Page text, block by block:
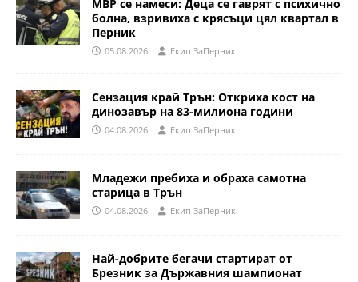
МВР се намеси: Деца се гаврят с психично
болна, взривиха с крясъци цял квартал в
Перник
05.08.2026 Eкип ЗаПерник
Сензация край Трън: Откриха кост на
динозавър на 83-милиона години
04.08.2026 Eкип ЗаПерник
Младежи пребиха и обраха самотна
старица в Трън
04.08.2026 Eкип ЗаПерник
Най-добрите бегачи стартират от
Брезник за Държавния шампионат